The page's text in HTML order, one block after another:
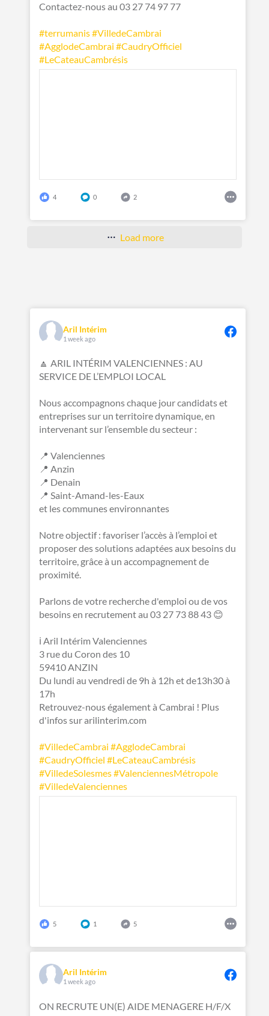
Contactez-nous au 03 27 74 97 77
#terrumanis#VilledeCambrai
#AgglodeCambrai #CaudryOfficiel
#LeCateauCambrésis
4 0 2
Load more
Aril Intérim
1 week ago
🔼 ARIL INTÉRIM VALENCIENNES : AU
SERVICE DE L’EMPLOI LOCAL
Nous accompagnons chaque jour candidats et
entreprises sur un territoire dynamique, en
intervenant sur l’ensemble du secteur :
📍 Valenciennes
📍 Anzin
📍 Denain
📍 Saint-Amand-les-Eaux
et les communes environnantes
Notre objectif : favoriser l’accès à l’emploi et
proposer des solutions adaptées aux besoins du
territoire, grâce à un accompagnement de
proximité.
Parlons de votre recherche d'emploi ou de vos
besoins en recrutement au 03 27 73 88 43 😊
ℹ️ Aril Intérim Valenciennes
3 rue du Coron des 10
59410 ANZIN
Du lundi au vendredi de 9h à 12h et de13h30 à
17h
Retrouvez-nous également à Cambrai ! Plus
d'infos sur arilinterim.com
#VilledeCambrai #AgglodeCambrai
#CaudryOfficiel #LeCateauCambrésis
#VilledeSolesmes#ValenciennesMétropole
#VilledeValenciennes
5 1 5
Aril Intérim
1 week ago
ON RECRUTE UN(E) AIDE MENAGERE H/F/X